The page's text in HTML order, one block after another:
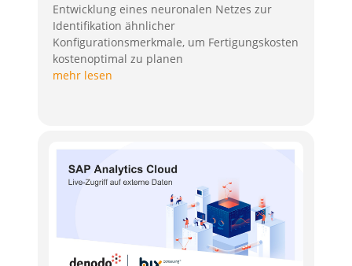
Entwicklung eines neuronalen Netzes zur
Identifikation ähnlicher
Konfigurationsmerkmale, um Fertigungskosten
kostenoptimal zu planen
mehr lesen